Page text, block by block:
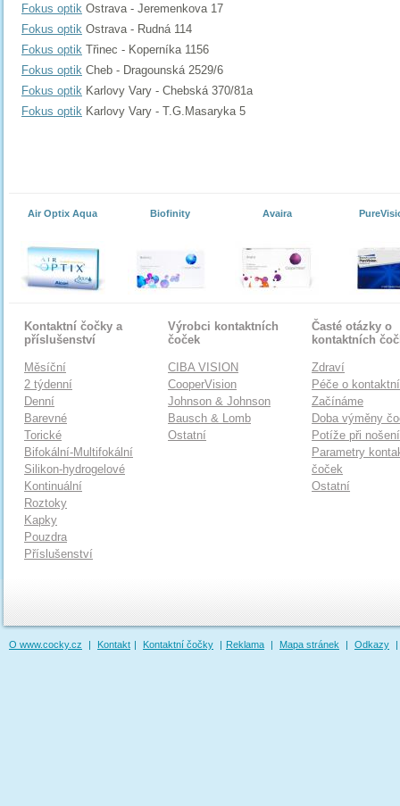
Fokus optik Ostrava - Jeremenkova 17
Fokus optik Ostrava - Rudná 114
Fokus optik Třinec - Koperníka 1156
Fokus optik Cheb - Dragounská 2529/6
Fokus optik Karlovy Vary - Chebská 370/81a
Fokus optik Karlovy Vary - T.G.Masaryka 5
Air Optix Aqua Biofinity Avaira
Kontaktní čočky a
příslušenství
Měsíční
2 týdenní
Denní
Barevné
Torické
Bifokální-Multifokální
Silikon-hydrogelové
Kontinuální
Roztoky
Kapky
Pouzdra
Příslušenství
Výrobci kontaktních
čoček
CIBA VISION
CooperVision
Johnson & Johnson
Bausch & Lomb
Ostatní
Časté otázky o
kontaktních
Zdraví
Péče o
Začínáme
Doba výměny
Potíže při
Parametry
čoček
Ostatní
O www.cocky.cz | Kontakt | Kontaktní čočky | Reklama | Mapa stránek | Odkazy |